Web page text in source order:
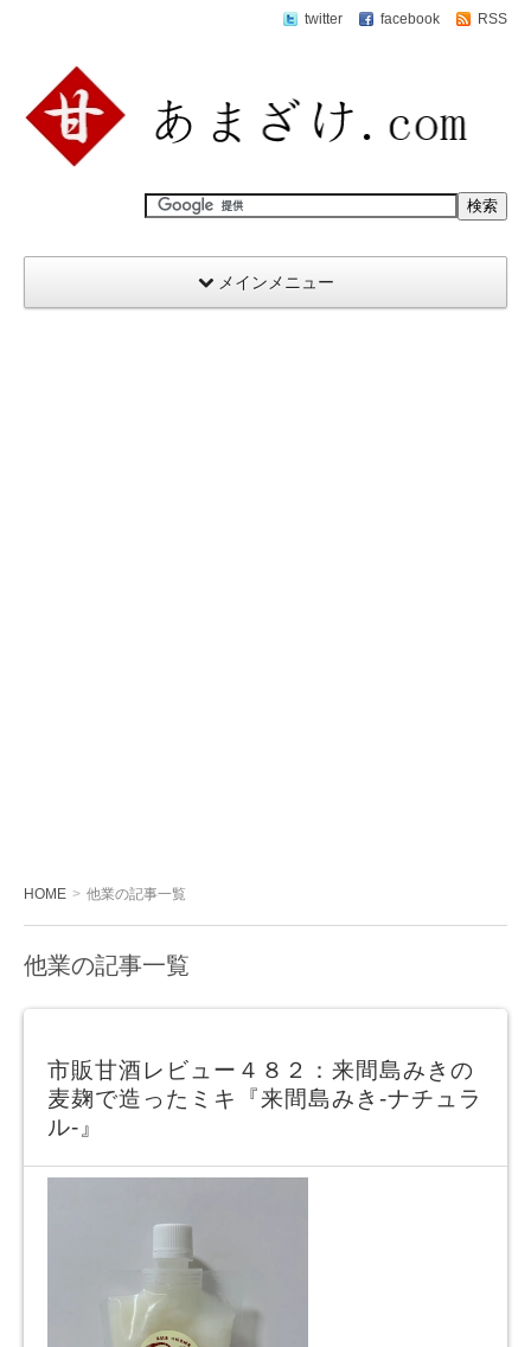
twitter facebook RSS
メインメニュー
HOME 他業の記事一覧
他業の記事一覧
市販甘酒レビュー４８２：来間島みきの
麦麹で造ったミキ『来間島みき‐ナチュラ
ル‐』